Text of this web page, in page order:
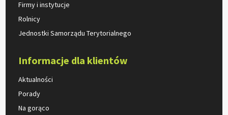
Firmy i instytucje
Rolnicy
Jednostki Samorządu Terytorialnego
Informacje dla klientów
Aktualności
Porady
Na gorąco